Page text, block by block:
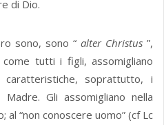
di Dio.
sono, sono “ alter Christus ”,
tutti i figli, assomigliano
soprattutto, i
Gli assomigliano nella
“non conoscere uomo” (cf Lc